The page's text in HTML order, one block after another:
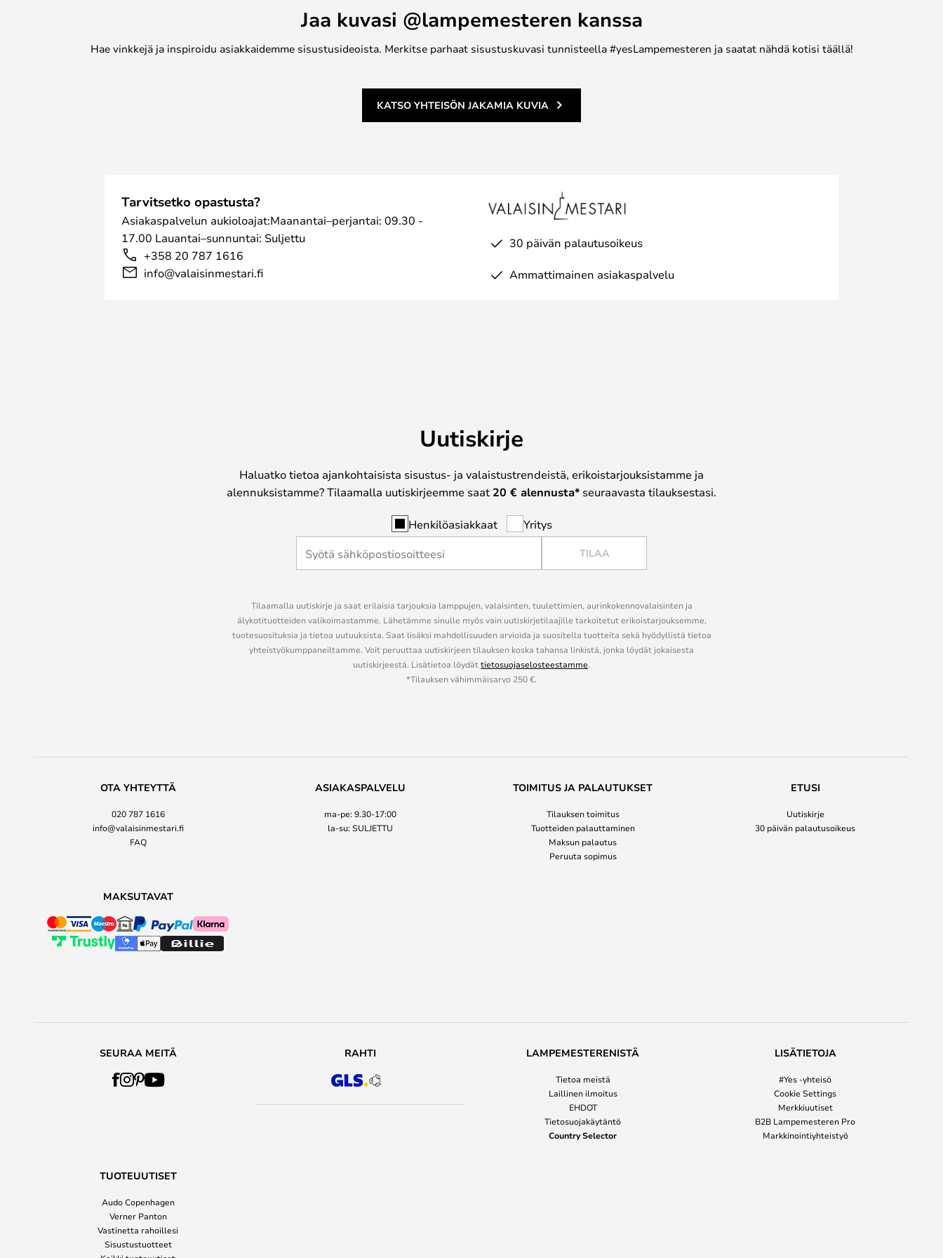
Jaa kuvasi @lampemesteren kanssa
Hae vinkkejä ja inspiroidu asiakkaidemme sisustusideoista. Merkitse parhaat sisustuskuvasi tunnisteella #yesLampemesteren ja saatat nähdä kotisi täällä!
KATSO YHTEISÖN JAKAMIA KUVIA
Tarvitsetko opastusta?
Asiakaspalvelun aukioloajat:Maanantai–perjantai: 09.30 -
17.00 Lauantai–sunnuntai: Suljettu
+358 20 787 1616
info@valaisinmestari.fi
30 päivän palautusoikeus
Ammattimainen asiakaspalvelu
Uutiskirje
Haluatko tietoa ajankohtaisista sisustus- ja valaistustrendeistä, erikoistarjouksistamme ja
alennuksistamme? Tilaamalla uutiskirjeemme saat 20 € alennusta* seuraavasta tilauksestasi.
Henkilöasiakkaat Yritys
TILAA
Tilaamalla uutiskirje ja saat erilaisia tarjouksia lamppujen, valaisinten, tuulettimien, aurinkokennovalaisinten ja
älykotituotteiden valikoimastamme. Lähetämme sinulle myös vain uutiskirjetilaajille tarkoitetut erikoistarjouksemme,
tuotesuosituksia ja tietoa uutuuksista. Saat lisäksi mahdollisuuden arvioida ja suositella tuotteita sekä hyödyllistä tietoa
yhteistyökumppaneiltamme. Voit peruuttaa uutiskirjeen tilauksen koska tahansa linkistä, jonka löydät jokaisesta
uutiskirjeestä. Lisätietoa löydättietosuojaselosteestamme.
*Tilauksen vähimmäisarvo 250 €.
OTA YHTEYTTÄ
020 787 1616
info@valaisinmestari.fi
FAQ
ASIAKASPALVELU
ma-pe: 9.30-17:00
la-su: SULJETTU
TOIMITUS JA PALAUTUKSET
Tilauksen toimitus
Tuotteiden palauttaminen
Maksun palautus
Peruuta sopimus
ETUSI
Uutiskirje
30 päivän palautusoikeus
MAKSUTAVAT
SEURAA MEITÄ RAHTI LAMPEMESTERENISTÄ
Tietoa meistä
Laillinen ilmoitus
EHDOT
Tietosuojakäytäntö
Country Selector
LISÄTIETOJA
#Yes -yhteisö
Cookie Settings
Merkkiuutiset
B2B Lampemesteren Pro
Markkinointiyhteistyö
TUOTEUUTISET
Audo Copenhagen
Verner Panton
Vastinetta rahoillesi
Sisustustuotteet